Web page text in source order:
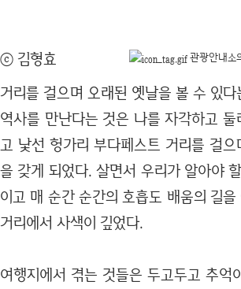
ⓒ 김형효 관광안내소
거리를 걸으며 오래된 옛날을 볼 수 있
역사를 만난다는 것은 나를 자각하고
고 낯선 헝가리 부다페스트 거리를 걸
을 갖게 되었다. 살면서 우리가 알아야
이고 매 순간 순간의 호흡도 배움의 길
거리에서 사색이 깊었다.
여행지에서 겪는 것들은 두고두고 추